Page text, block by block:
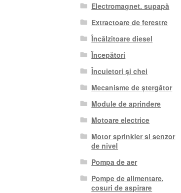
Electromagnet. supapă
Extractoare de ferestre
Încălzitoare diesel
Începători
Încuietori și chei
Mecanisme de ștergător
Module de aprindere
Motoare electrice
Motor sprinkler si senzor
de nivel
Pompa de aer
Pompe de alimentare,
cosuri de aspirare